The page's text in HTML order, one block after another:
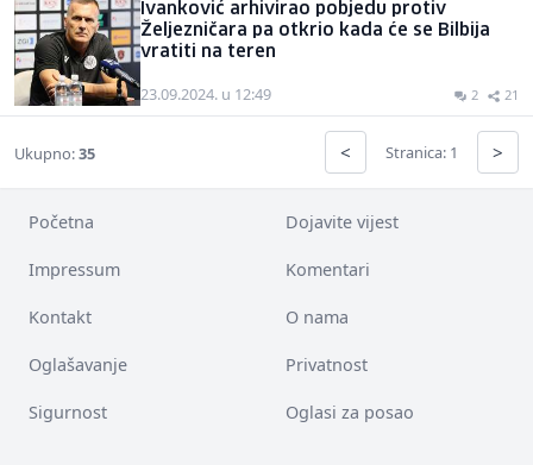
Ivanković arhivirao pobjedu protiv
Željezničara pa otkrio kada će se Bilbija
vratiti na teren
23.09.2024. u 12:49 2 21
Ukupno:35 < Stranica: 1 >
Početna Dojavite vijest
Impressum Komentari
Kontakt O nama
Oglašavanje Privatnost
Sigurnost Oglasi za posao